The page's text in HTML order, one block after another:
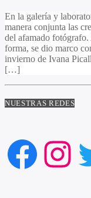
En la galería y
manera conjunta las
del afamado
forma, se dio marco
invierno de Ivana
[…]
NUESTRAS REDES